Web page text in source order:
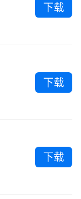
下载
下载
下载